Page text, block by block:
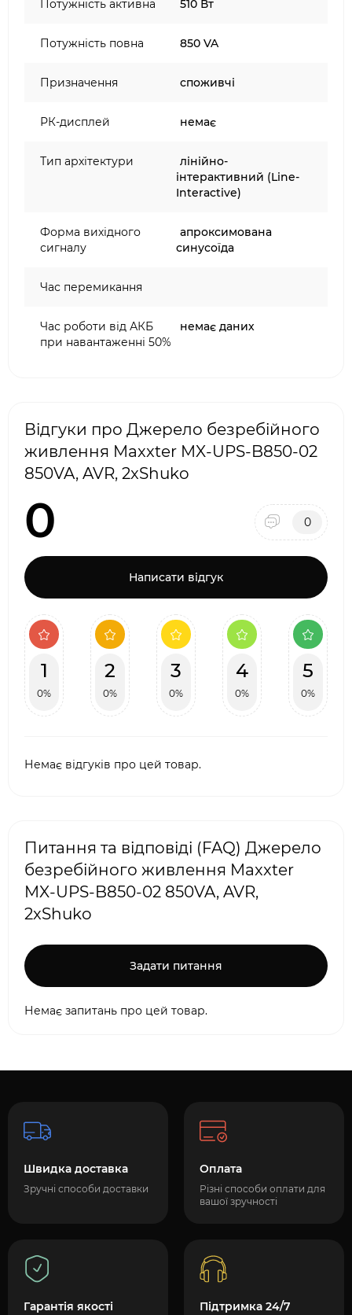
Потужність активна 510 Вт
Потужність повна 850 VA
Призначення споживчі
РК-дисплей немає
Тип архітектури
лінійно-
інтерактивний (Line-
Interactive)
Форма вихідного
сигналу
апроксимована
синусоїда
Час перемикання
Час роботи від АКБ
при навантаженні 50%
немає даних
Відгуки про Джерело безребійного
живлення Maxxter MX-UPS-B850-02
850VA, AVR, 2xShuko
0 0
Написати відгук
1
0%
2
0%
3
0%
4
0%
5
0%
Немає відгуків про цей товар.
Питання та відповіді (FAQ) Джерело
безребійного живлення Maxxter
MX-UPS-B850-02 850VA, AVR,
2xShuko
Задати питання
Немає запитань про цей товар.
Швидка доставка
Зручні способи доставки
Оплата
Різні способи оплати для
вашої зручності
Гарантія якості Підтримка 24/7